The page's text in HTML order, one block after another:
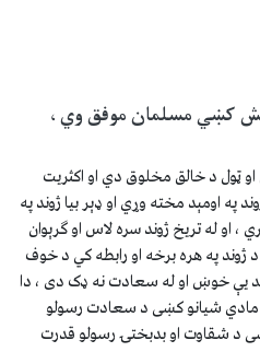
كښي مسلمان موفق وي ،
ټول د خالق مخلوق دي او اکثریت
اومېد مخته وړي او ډېر بیا ژوند په
او له تریخ ژوند سره لاس او ګرېوان
په هره برخه او رابطه کي د خوف
يې خوښ او له سعادت نه ډک دی ، دا
مادي شیانو کښی د سعادت رسولو
د شقاوت او بدبختۍ رسولو قدرت